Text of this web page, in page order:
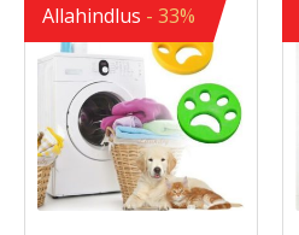
Allahindlus - 33%